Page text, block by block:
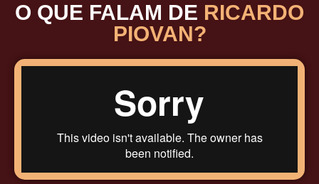
O QUE FALAM DE RICARDO
PIOVAN?